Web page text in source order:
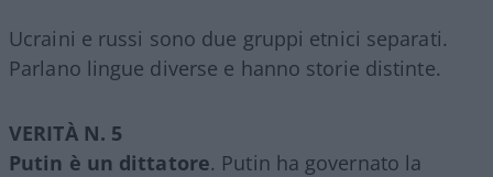
Ucraini e russi sono due gruppi etnici separati.
Parlano lingue diverse e hanno storie distinte.
VERITÀ N. 5
Putin è un dittatore. Putin ha governato la